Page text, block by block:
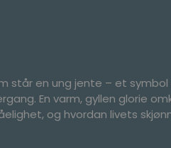
står en ung jente – et symbol
En varm, gyllen glorie
og hvordan livets